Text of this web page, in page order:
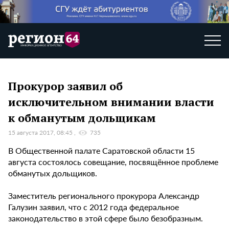
Прокурор заявил об
исключительном внимании власти
к обманутым дольщикам
15 августа 2017, 08:45 735
В Общественной палате Саратовской области 15
августа состоялось совещание, посвящённое проблеме
обманутых дольщиков.
Заместитель регионального прокурора Александр
Галузин заявил, что с 2012 года федеральное
законодательство в этой сфере было безобразным.